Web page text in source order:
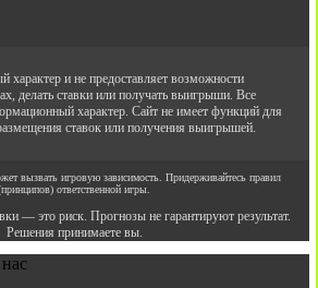
характер и не предоставляет возможности
делать ставки или получать выигрыши. Все
характер. Сайт не имеет функций для
ставок или получения выигрышей.
вызвать игровую зависимость. Придерживайтесь правил
ответственной игры.
— это риск. Прогнозы не гарантируют результат.
Решения принимаете вы.